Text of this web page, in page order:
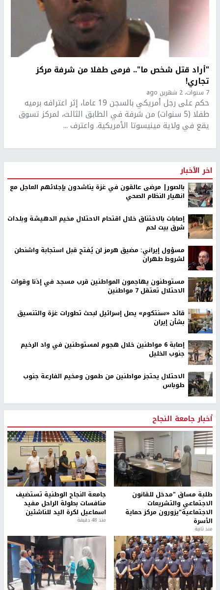
"أراد قتل شخص ما".. فرمى طفلا من شرفة مركز
تجاري!
7 سنوات، 2 شهرين ago
حكم على رجل أمريكي بالسجن 19 عاما، إثر اعترافه برميه
طفلا (5 سنوات) من شرفة في الطابق الثالث، لمركز تسوق
يقع في ولاية مينيسوتا الأمريكية. واعترف ...
اخر الأخبار
بالصور| مرضى عالقون في غزة يناشدون بإجلائهم العاجل مع
انهيار النظام الصحي
إصابات بالاختناق خلال اقتحام الاحتلال مخيم الدهيشة وبلدات
شرق بيت لحم
مسؤول إيراني: مضيق هرمز لن يُفتح قبل استجابة واشنطن
لشروط طهران
مستوطنون يهاجمون المواطنين قرب مسجد في إذنا وقوات
الاحتلال تعتقل 7 مواطنين
قائد «سنتكوم» يصل إسرائيل لبحث تطورات غزة والتنسيق
بشأن إيران
إصابة 6 مواطنين خلال هجوم لمستوطنين في واد الرخيم
جنوب الخليل
الاحتلال يحتجز مواطنين من طمون ومخيم الفارعة جنوب
طوباس
أخبار جامعة النجاح
طلبة مساق "مدخل للقانون
الاجتماعي والتشريعات
الاجتماعية"يزورون مركز حماية
الأسرة
منذ ثانية
جامعة النجاح الوطنية تستضيف
منافسات بطولة الراحل مفيد
اسماعيل لكرة اليد للناشئين
منذ 48 دقيقة